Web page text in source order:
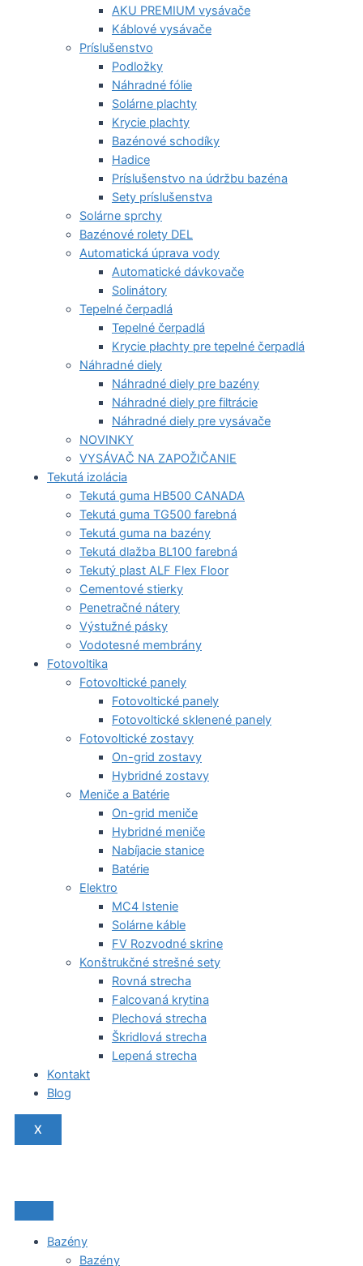
AKU PREMIUM vysávače
Káblové vysávače
Príslušenstvo
Podložky
Náhradné fólie
Solárne plachty
Krycie plachty
Bazénové schodíky
Hadice
Príslušenstvo na údržbu bazéna
Sety príslušenstva
Solárne sprchy
Bazénové rolety DEL
Automatická úprava vody
Automatické dávkovače
Solinátory
Tepelné čerpadlá
Tepelné čerpadlá
Krycie płachty pre tepelné čerpadlá
Náhradné diely
Náhradné diely pre bazény
Náhradné diely pre filtrácie
Náhradné diely pre vysávače
NOVINKY
VYSÁVAČ NA ZAPOŽIČANIE
Tekutá izolácia
Tekutá guma HB500 CANADA
Tekutá guma TG500 farebná
Tekutá guma na bazény
Tekutá dlažba BL100 farebná
Tekutý plast ALF Flex Floor
Cementové stierky
Penetračné nátery
Výstužné pásky
Vodotesné membrány
Fotovoltika
Fotovoltické panely
Fotovoltické panely
Fotovoltické sklenené panely
Fotovoltické zostavy
On-grid zostavy
Hybridné zostavy
Meniče a Batérie
On-grid meniče
Hybridné meniče
Nabíjacie stanice
Batérie
Elektro
MC4 Istenie
Solárne káble
FV Rozvodné skrine
Konštrukčné strešné sety
Rovná strecha
Falcovaná krytina
Plechová strecha
Škridlová strecha
Lepená strecha
Kontakt
Blog
X
Bazény
Bazény